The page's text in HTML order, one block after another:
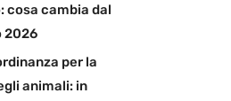
cosa cambia dal
2026
per la
animali: in